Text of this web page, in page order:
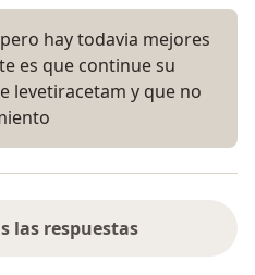
hay todavia mejores
es que continue su
levetiracetam y que no
las respuestas